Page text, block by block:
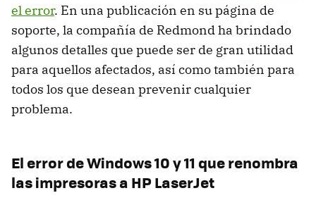
el error. En una publicación en su página de
soporte, la compañía de Redmond ha brindado
algunos detalles que puede ser de gran utilidad
para aquellos afectados, así como también para
todos los que desean prevenir cualquier
problema.
El error de Windows 10 y 11 que renombra
las impresoras a HP LaserJet